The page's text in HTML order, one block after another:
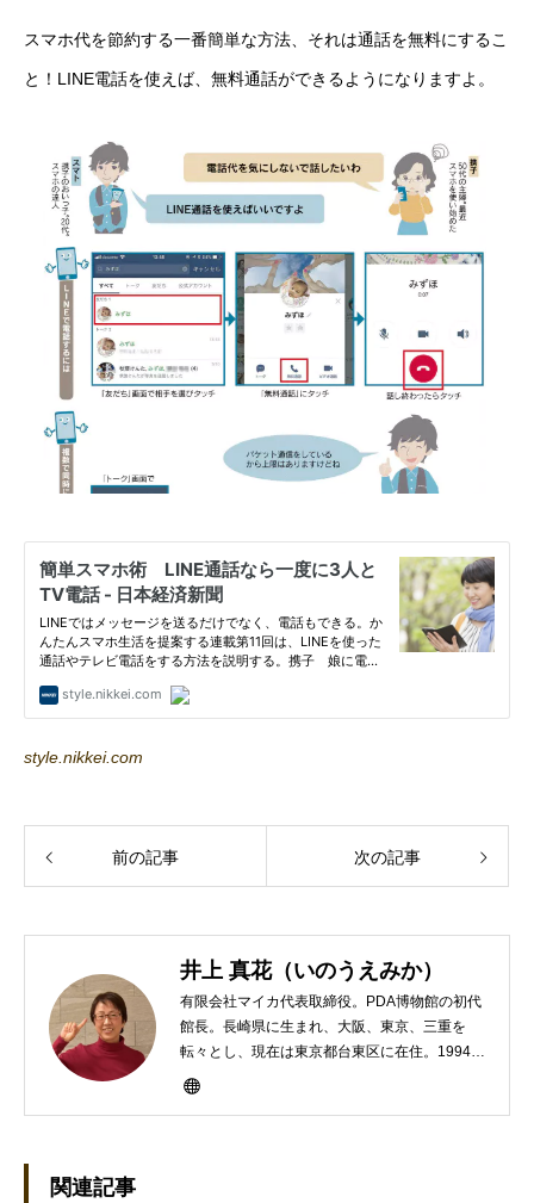
スマホ代を節約する一番簡単な方法、それは通話を無料にするこ
と！LINE電話を使えば、無料通話ができるようになりますよ。
style.nikkei.com
前の記事 次の記事
井上 真花（いのうえみか）
有限会社マイカ代表取締役。PDA博物館の初代
館長。長崎県に生まれ、大阪、東京、三重を
転々とし、現在は東京都台東区に在住。1994年
にHP100LXと出会ったのをきかっけに、フリ
関連記事